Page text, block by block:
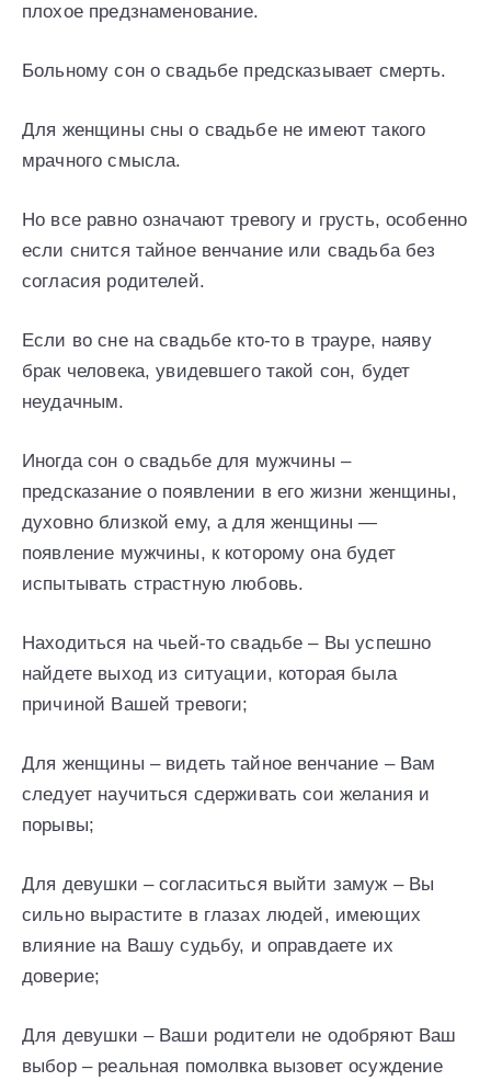
плохое предзнаменование.
Больному сон о свадьбе предсказывает смерть.
Для женщины сны о свадьбе не имеют такого
мрачного смысла.
Но все равно означают тревогу и грусть, особенно
если снится тайное венчание или свадьба без
согласия родителей.
Если во сне на свадьбе кто-то в трауре, наяву
брак человека, увидевшего такой сон, будет
неудачным.
Иногда сон о свадьбе для мужчины –
предсказание о появлении в его жизни женщины,
духовно близкой ему, а для женщины —
появление мужчины, к которому она будет
испытывать страстную любовь.
Находиться на чьей-то свадьбе – Вы успешно
найдете выход из ситуации, которая была
причиной Вашей тревоги;
Для женщины – видеть тайное венчание – Вам
следует научиться сдерживать сои желания и
порывы;
Для девушки – согласиться выйти замуж – Вы
сильно вырастите в глазах людей, имеющих
влияние на Вашу судьбу, и оправдаете их
доверие;
Для девушки – Ваши родители не одобряют Ваш
выбор – реальная помолвка вызовет осуждение